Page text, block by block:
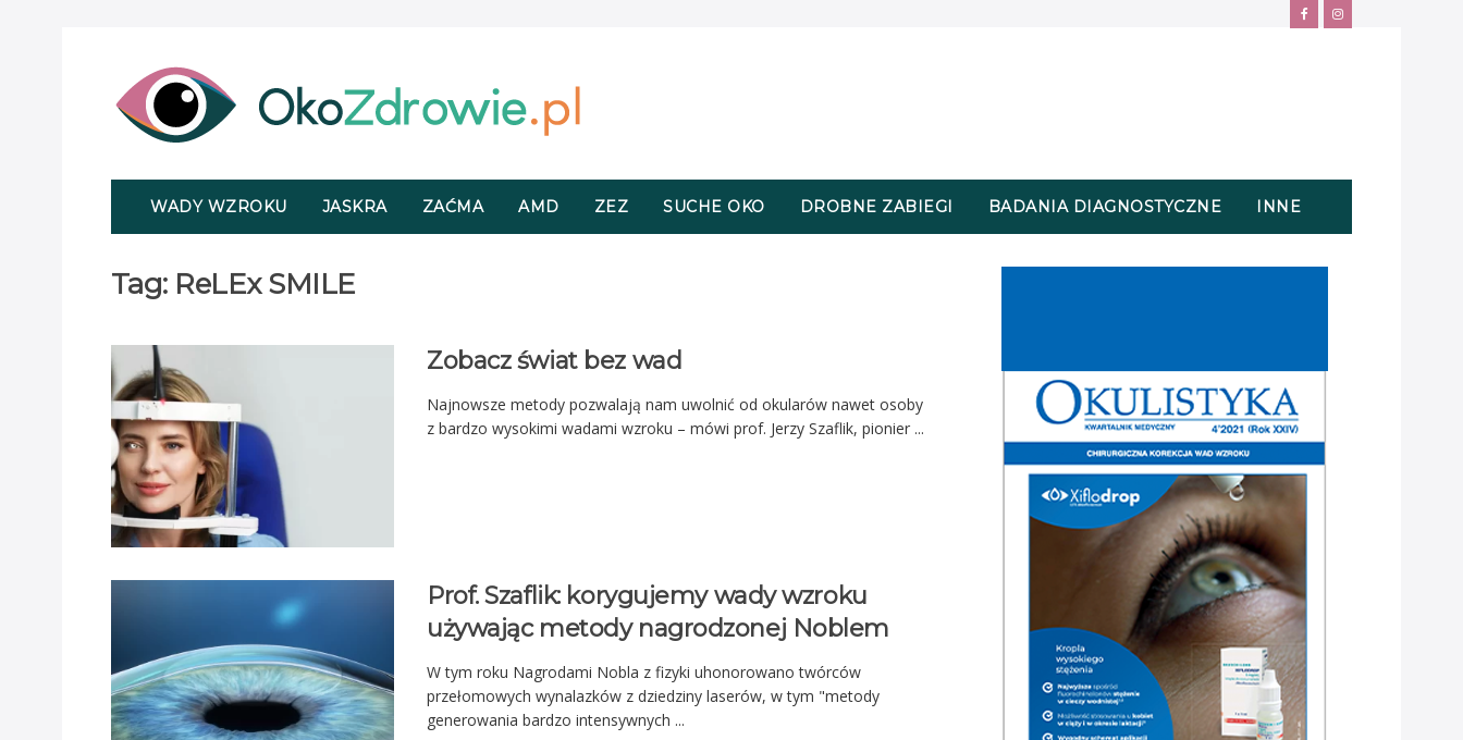
WADY WZROKU JASKRA ZAĆMA AMD ZEZ SUCHE OKO DROBNE ZABIEGI BADANIA DIAGNOSTYCZNE INNE
Tag: ReLEx SMILE
Zobacz świat bez wad
Najnowsze metody pozwalają nam uwolnić od okularów nawet osoby
z bardzo wysokimi wadami wzroku – mówi prof. Jerzy Szaflik, pionier ...
Prof. Szaflik: korygujemy wady wzroku
używając metody nagrodzonej Noblem
W tym roku Nagrodami Nobla z fizyki uhonorowano twórców
przełomowych wynalazków z dziedziny laserów, w tym "metody
generowania bardzo intensywnych ...